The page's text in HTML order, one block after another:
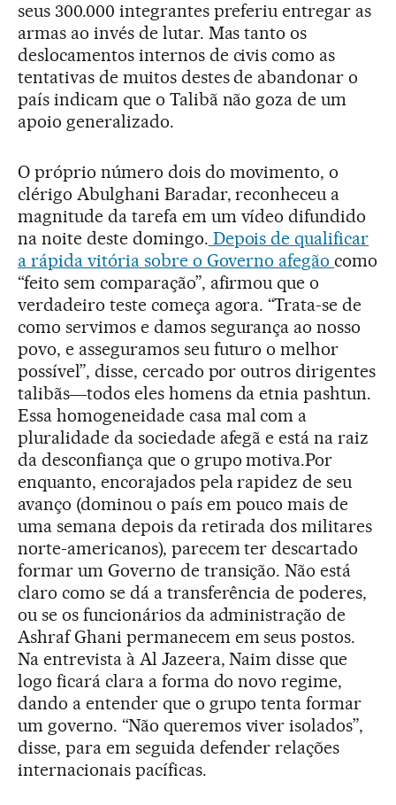
seus 300.000 integrantes preferiu entregar as
armas ao invés de lutar. Mas tanto os
deslocamentos internos de civis como as
tentativas de muitos destes de abandonar o
país indicam que o Talibã não goza de um
apoio generalizado.
O próprio número dois do movimento, o
clérigo Abulghani Baradar, reconheceu a
magnitude da tarefa em um vídeo difundido
na noite deste domingo. Depois de qualificar
a rápida vitória sobre o Governo afegãocomo
“feito sem comparação”, afirmou que o
verdadeiro teste começa agora. “Trata-se de
como servimos e damos segurança ao nosso
povo, e asseguramos seu futuro o melhor
possível”, disse, cercado por outros dirigentes
talibãs―todos eles homens da etnia pashtun.
Essa homogeneidade casa mal com a
pluralidade da sociedade afegã e está na raiz
da desconfiança que o grupo motiva.Por
enquanto, encorajados pela rapidez de seu
avanço (dominou o país em pouco mais de
uma semana depois da retirada dos militares
norte-americanos), parecem ter descartado
formar um Governo de transição. Não está
claro como se dá a transferência de poderes,
ou se os funcionários da administração de
Ashraf Ghani permanecem em seus postos.
Na entrevista à Al Jazeera, Naim disse que
logo ficará clara a forma do novo regime,
dando a entender que o grupo tenta formar
um governo. “Não queremos viver isolados”,
disse, para em seguida defender relações
internacionais pacíficas.